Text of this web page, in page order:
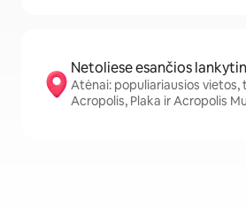
Netoliese esančios
Atėnai: populiariausios vietos,
Acropolis, Plaka ir Acropolis